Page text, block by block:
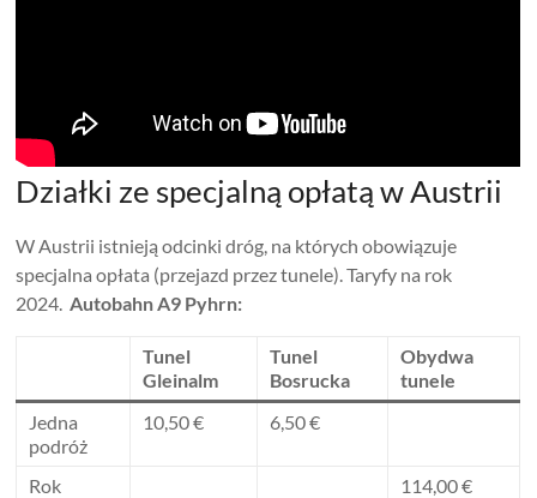
Działki ze specjalną opłatą w Austrii
W Austrii istnieją odcinki dróg, na których obowiązuje
specjalna opłata (przejazd przez tunele). Taryfy na rok
2024. Autobahn A9 Pyhrn:
Tunel
Gleinalm
Tunel
Bosrucka
Obydwa
tunele
Jedna
podróż
10,50 € 6,50 €
Rok 114,00 €